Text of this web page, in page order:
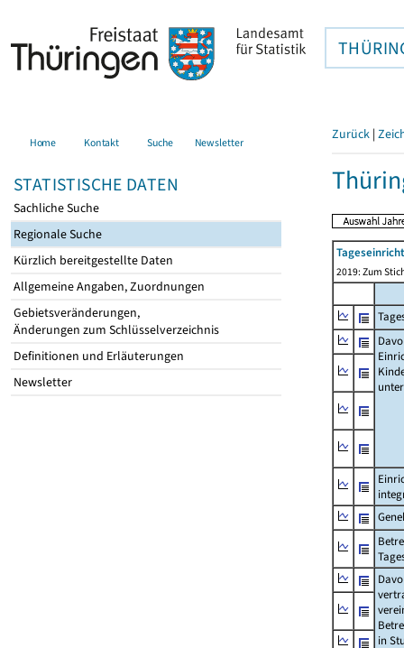
Home Kontakt Suche Newsletter
STATISTISCHE DATEN
Sachliche Suche
Regionale Suche
Kürzlich bereitgestellte Daten
Allgemeine Angaben, Zuordnungen
Gebietsveränderungen,
Änderungen zum Schlüsselverzeichnis
Definitionen und Erläuterungen
Newsletter
Zurück |
2019: Zum
in